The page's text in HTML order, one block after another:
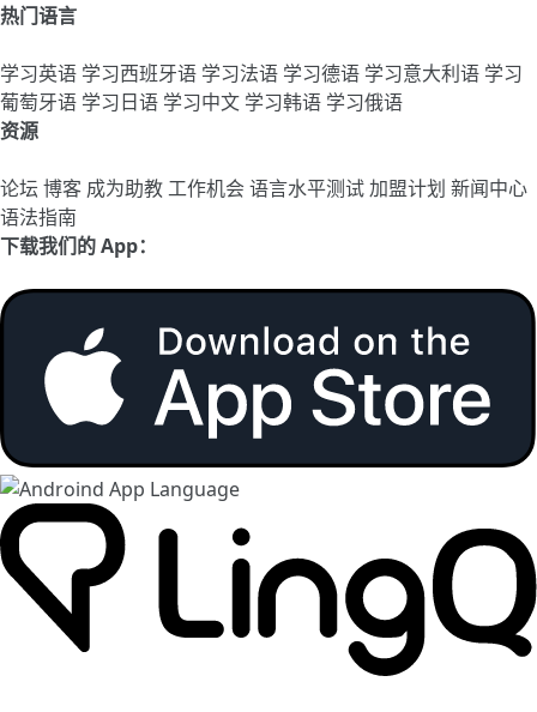
热门语言
学习英语 学习西班牙语 学习法语 学习德语 学习意大利语 学习
葡萄牙语 学习日语 学习中文 学习韩语 学习俄语
资源
论坛 博客 成为助教工作机会语言水平测试加盟计划 新闻中心
语法指南
下载我们的 App：